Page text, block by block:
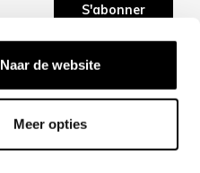
Naar de website
Meer opties
S'abonner